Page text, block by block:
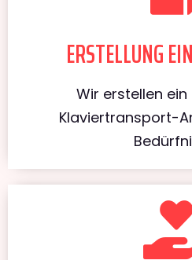
ERSTELLUNG
Wir erstellen
Klaviertransport-